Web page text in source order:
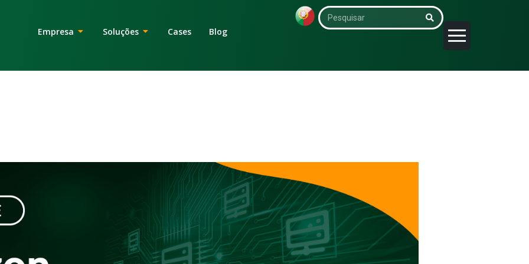
Empresa Abrir Empresa
Soluções Abrir Soluções
Cases Blog
Pesquisar